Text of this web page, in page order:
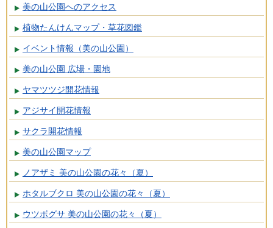
美の山公園へのアクセス
植物たんけんマップ・草花図鑑
イベント情報（美の山公園）
美の山公園 広場・園地
ヤマツツジ開花情報
アジサイ開花情報
サクラ開花情報
美の山公園マップ
ノアザミ 美の山公園の花々（夏）
ホタルブクロ 美の山公園の花々（夏）
ウツボグサ 美の山公園の花々（夏）